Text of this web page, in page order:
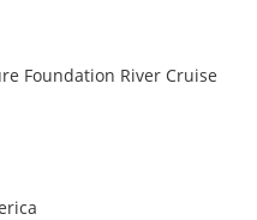
Foundation River Cruise